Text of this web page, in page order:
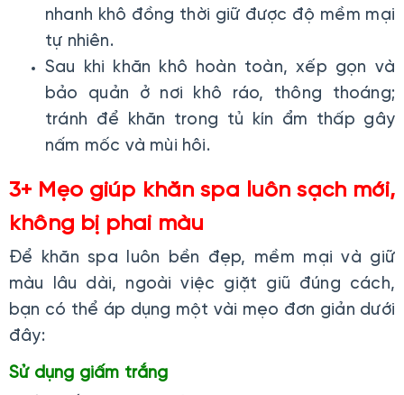
nhanh khô đồng thời giữ được độ mềm mại
tự nhiên.
Sau khi khăn khô hoàn toàn, xếp gọn và
bảo quản ở nơi khô ráo, thông thoáng;
tránh để khăn trong tủ kín ẩm thấp gây
nấm mốc và mùi hôi.
3+ Mẹo giúp khăn spa luôn sạch mới,
không bị phai màu
Để khăn spa luôn bền đẹp, mềm mại và giữ
màu lâu dài, ngoài việc giặt giũ đúng cách,
bạn có thể áp dụng một vài mẹo đơn giản dưới
đây:
Sử dụng giấm trắng